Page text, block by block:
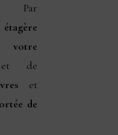
Par
étagère
votre
de
et
de